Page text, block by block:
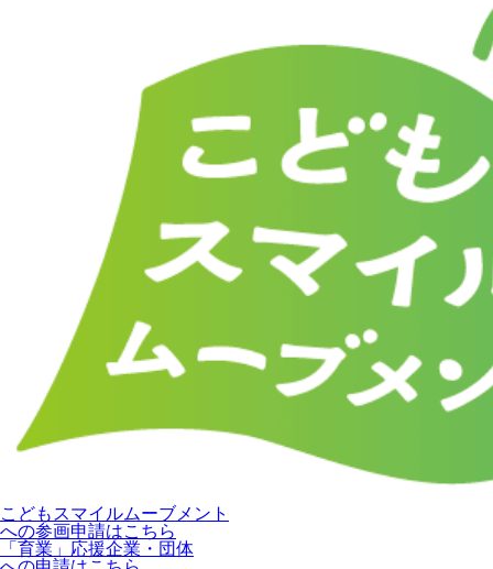
こどもスマイルムーブメント
への参画申請はこちら
「育業」応援企業・団体